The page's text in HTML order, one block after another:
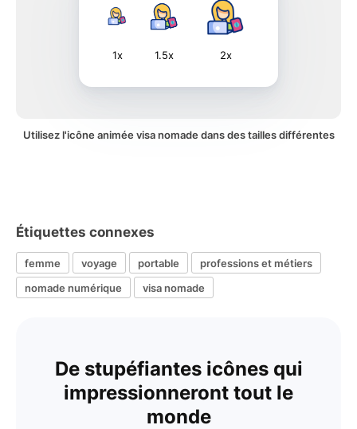
1x 1.5x 2x
Utilisez l'icône animée visa nomade dans des tailles différentes
Étiquettes connexes
femme voyage portable
professions et métiers
nomade numérique
visa nomade
De stupéfiantes icônes qui
impressionneront tout le
monde